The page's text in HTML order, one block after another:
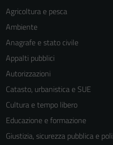
Agricoltura e pesca
Ambiente
Anagrafe e stato civile
Appalti pubblici
Autorizzazioni
Catasto, urbanistica e SUE
Cultura e tempo libero
Educazione e formazione
Giustizia, sicurezza pubblica e